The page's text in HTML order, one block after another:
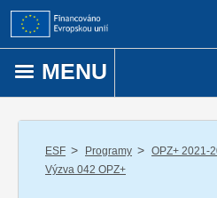
Přejít k obsahu
MENU
ESF / Programy / OPZ+ 2021-
Výzva 042 OPZ+